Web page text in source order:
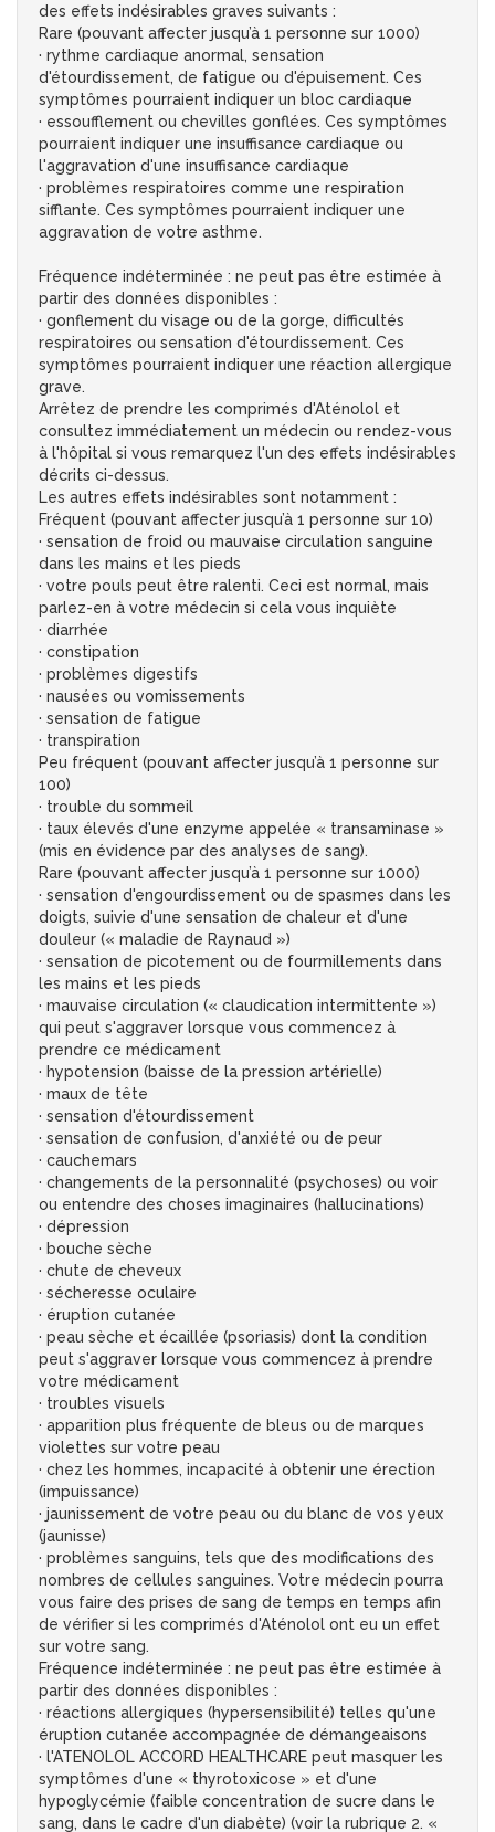
des effets indésirables graves suivants :
Rare (pouvant affecter jusqu’à 1 personne sur 1000)
· rythme cardiaque anormal, sensation
d'étourdissement, de fatigue ou d'épuisement. Ces
symptômes pourraient indiquer un bloc cardiaque
· essoufflement ou chevilles gonflées. Ces symptômes
pourraient indiquer une insuffisance cardiaque ou
l'aggravation d'une insuffisance cardiaque
· problèmes respiratoires comme une respiration
sifflante. Ces symptômes pourraient indiquer une
aggravation de votre asthme.
Fréquence indéterminée : ne peut pas être estimée à
partir des données disponibles :
· gonflement du visage ou de la gorge, difficultés
respiratoires ou sensation d'étourdissement. Ces
symptômes pourraient indiquer une réaction allergique
grave.
Arrêtez de prendre les comprimés d'Aténolol et
consultez immédiatement un médecin ou rendez-vous
à l'hôpital si vous remarquez l'un des effets indésirables
décrits ci-dessus.
Les autres effets indésirables sont notamment :
Fréquent (pouvant affecter jusqu’à 1 personne sur 10)
· sensation de froid ou mauvaise circulation sanguine
dans les mains et les pieds
· votre pouls peut être ralenti. Ceci est normal, mais
parlez-en à votre médecin si cela vous inquiète
· diarrhée
· constipation
· problèmes digestifs
· nausées ou vomissements
· sensation de fatigue
· transpiration
Peu fréquent (pouvant affecter jusqu’à 1 personne sur
100)
· trouble du sommeil
· taux élevés d'une enzyme appelée « transaminase »
(mis en évidence par des analyses de sang).
Rare (pouvant affecter jusqu’à 1 personne sur 1000)
· sensation d'engourdissement ou de spasmes dans les
doigts, suivie d'une sensation de chaleur et d'une
douleur (« maladie de Raynaud »)
· sensation de picotement ou de fourmillements dans
les mains et les pieds
· mauvaise circulation (« claudication intermittente »)
qui peut s'aggraver lorsque vous commencez à
prendre ce médicament
· hypotension (baisse de la pression artérielle)
· maux de tête
· sensation d'étourdissement
· sensation de confusion, d'anxiété ou de peur
· cauchemars
· changements de la personnalité (psychoses) ou voir
ou entendre des choses imaginaires (hallucinations)
· dépression
· bouche sèche
· chute de cheveux
· sécheresse oculaire
· éruption cutanée
· peau sèche et écaillée (psoriasis) dont la condition
peut s'aggraver lorsque vous commencez à prendre
votre médicament
· troubles visuels
· apparition plus fréquente de bleus ou de marques
violettes sur votre peau
· chez les hommes, incapacité à obtenir une érection
(impuissance)
· jaunissement de votre peau ou du blanc de vos yeux
(jaunisse)
· problèmes sanguins, tels que des modifications des
nombres de cellules sanguines. Votre médecin pourra
vous faire des prises de sang de temps en temps afin
de vérifier si les comprimés d'Aténolol ont eu un effet
sur votre sang.
Fréquence indéterminée : ne peut pas être estimée à
partir des données disponibles :
· réactions allergiques (hypersensibilité) telles qu'une
éruption cutanée accompagnée de démangeaisons
· l'ATENOLOL ACCORD HEALTHCARE peut masquer les
symptômes d'une « thyrotoxicose » et d'une
hypoglycémie (faible concentration de sucre dans le
sang, dans le cadre d'un diabète) (voir la rubrique 2. «